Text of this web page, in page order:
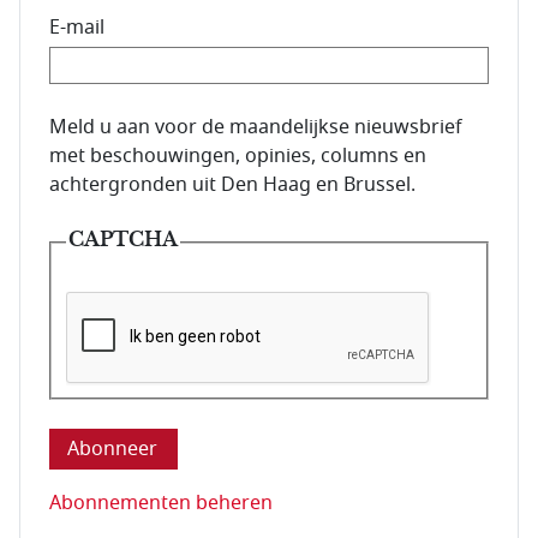
E-mail
E-mailadres van de abonnee.
Meld u aan voor de maandelijkse nieuwsbrief
met beschouwingen, opinies, columns en
achtergronden uit Den Haag en Brussel.
CAPTCHA
Deze vraag is om te controleren dat u een mens
Abonnementen beheren